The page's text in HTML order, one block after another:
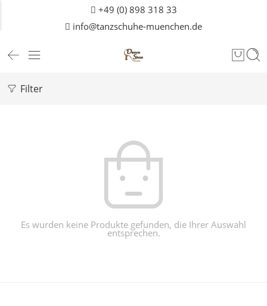
+49 (0) 898 318 33
info@tanzschuhe-muenchen.de
Filter
Es wurden keine Produkte gefunden, die Ihrer Auswahl
entsprechen.